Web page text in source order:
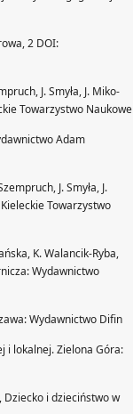
2 DOI:
J. Smyła, J. Miko-
Towarzystwo Naukowe
Adam
J. Smyła, J.
Towarzystwo
K. Walancik-Ryba,
Wydawnictwo
Wydawnictwo Difin
i lokalnej. Zielona Góra:
Dziecko i dzieciństwo w